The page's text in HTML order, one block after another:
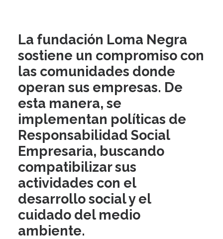
La fundación Loma Negra
sostiene un compromiso con
las comunidades donde
operan sus empresas. De
esta manera, se
implementan políticas de
Responsabilidad Social
Empresaria, buscando
compatibilizar sus
actividades con el
desarrollo social y el
cuidado del medio
ambiente.